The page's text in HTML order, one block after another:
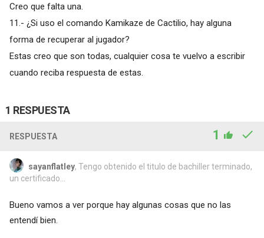
Creo que falta una.
11.- ¿Si uso el comando Kamikaze de Cactilio, hay alguna
forma de recuperar al jugador?
Estas creo que son todas, cualquier cosa te vuelvo a escribir
cuando reciba respuesta de estas.
1 RESPUESTA
RESPUESTA 1
sayanflatley, Tengo obtenido el titulo de bachiller terminado,
un certificado...
Bueno vamos a ver porque hay algunas cosas que no las
entendí bien.